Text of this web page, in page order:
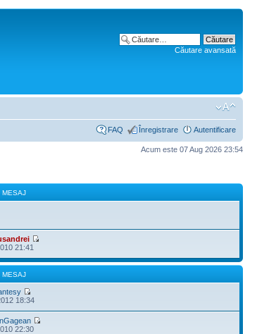
Căutare avansată
FAQ Înregistrare Autentificare
Acum este 07 Aug 2026 23:54
MESAJ
21:41
MESAJ
18:34
22:30